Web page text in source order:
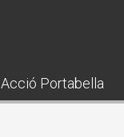
Acció Portabella